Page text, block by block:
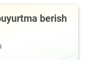
berish